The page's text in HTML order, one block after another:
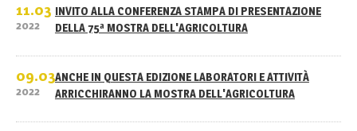
11.03
2022
INVITO ALLA CONFERENZA STAMPA DI PRESENTAZIONE
DELLA 75ª MOSTRA DELL'AGRICOLTURA
09.03
2022
ANCHE IN QUESTA EDIZIONE LABORATORI E ATTIVITÀ
ARRICCHIRANNO LA MOSTRA DELL'AGRICOLTURA